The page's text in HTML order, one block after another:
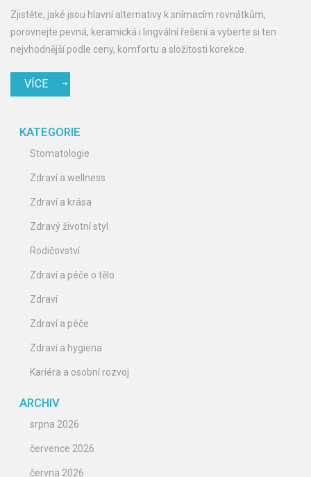
Zjistěte, jaké jsou hlavní alternativy k snímacím rovnátkům,
porovnejte pevná, keramická i lingvální řešení a vyberte si ten
nejvhodnější podle ceny, komfortu a složitosti korekce.
VÍCE
KATEGORIE
Stomatologie
Zdraví a wellness
Zdraví a krása
Zdravý životní styl
Rodičovství
Zdraví a péče o tělo
Zdraví
Zdraví a péče
Zdraví a hygiena
Kariéra a osobní rozvoj
ARCHIV
srpna 2026
července 2026
června 2026